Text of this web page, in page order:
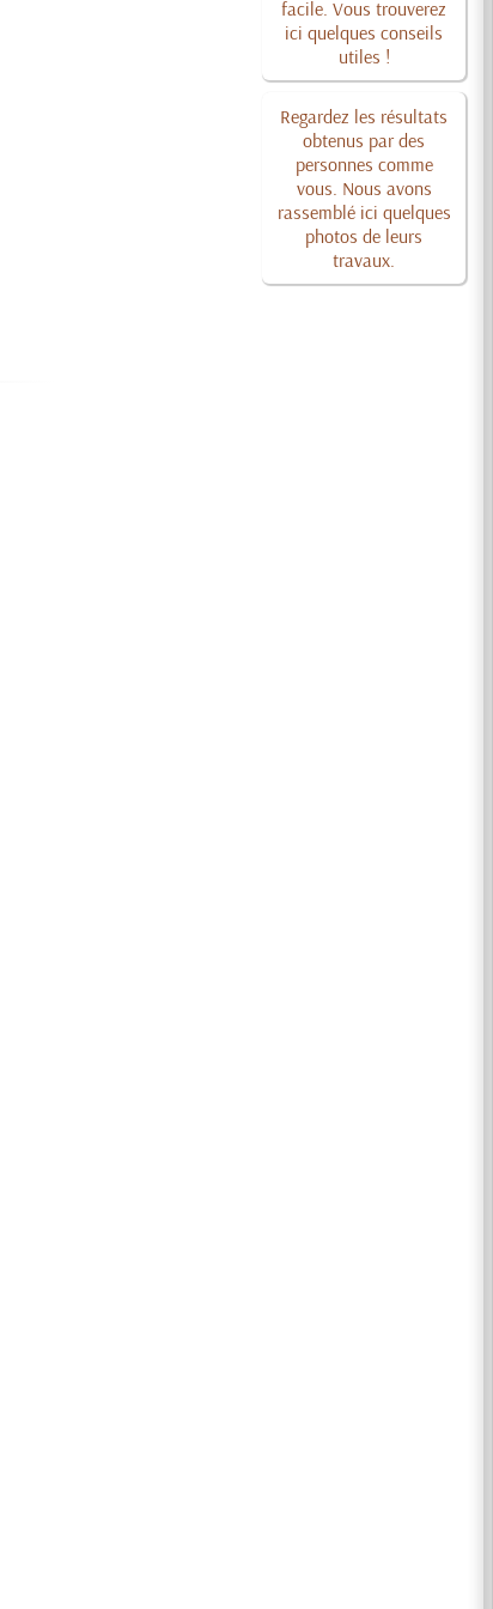
facile. Vous trouverez
ici quelques conseils
utiles !
Regardez les résultats
obtenus par des
personnes comme
vous. Nous avons
rassemblé ici quelques
photos de leurs
travaux.